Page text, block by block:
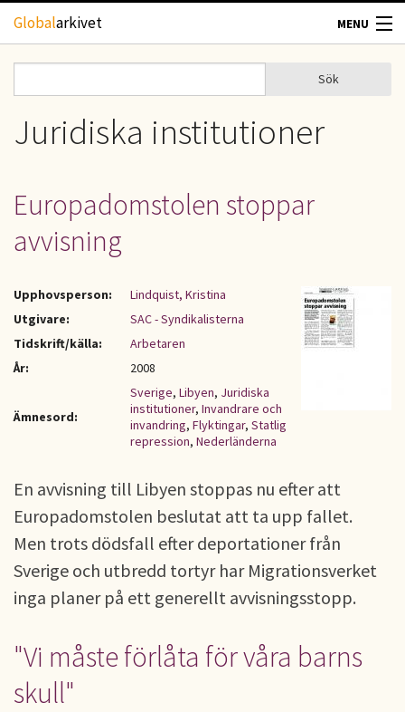
Hoppa till huvudinnehåll
Globalarkivet MENU
TIDSKRIFTER
UPPHOVSRÄTT
KONTAKT
Sökformulär
Sök
Juridiska institutioner
Europadomstolen stoppar
avvisning
Upphovsperson:
Lindquist, Kristina
Utgivare:
SAC - Syndikalisterna
Tidskrift/källa:
Arbetaren
År:
2008
Ämnesord:
Sverige, Libyen, Juridiska
institutioner, Invandrare och
invandring, Flyktingar, Statlig
repression, Nederländerna
En avvisning till Libyen stoppas nu efter att
Europadomstolen beslutat att ta upp fallet.
Men trots dödsfall efter deportationer från
Sverige och utbredd tortyr har Migrationsverket
inga planer på ett generellt avvisningsstopp.
"Vi måste förlåta för våra barns
skull"